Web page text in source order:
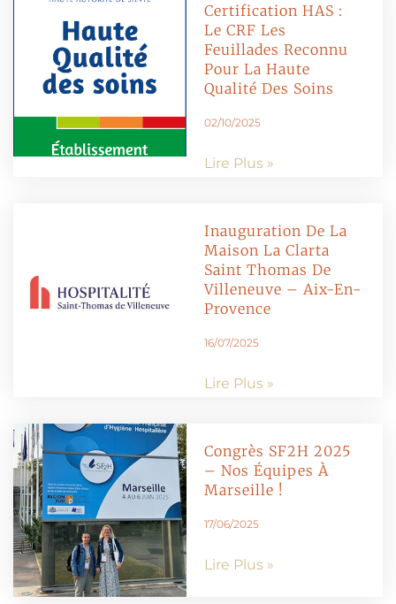
Certification HAS :
Le CRF Les
Feuillades Reconnu
Pour La Haute
Qualité Des Soins
02/10/2025
Lire Plus »
Inauguration De La
Maison La Clarta
Saint Thomas De
Villeneuve – Aix-En-
Provence
16/07/2025
Lire Plus »
Congrès SF2H 2025
– Nos Équipes À
Marseille !
17/06/2025
Lire Plus »